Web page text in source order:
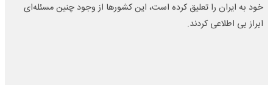
خود به ایران را تعلیق کرده است، این کشورها از وجود چنین مسئله‌ای
ابراز بی اطلاعی کردند.